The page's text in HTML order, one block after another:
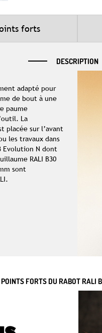
forts
DESCRIPTION
adapté pour
de bout à une
paume
La
placée sur l’avant
les travaux dans
Evolution N dont
RALI B30
sont
POINTS FORTS DU RABOT RALI